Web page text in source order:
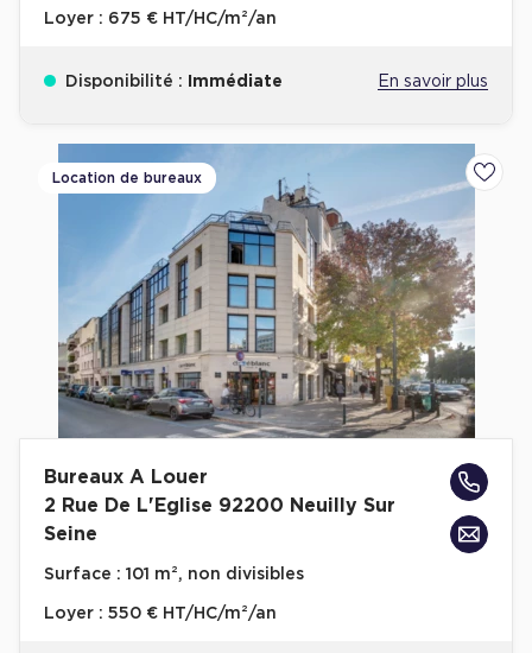
Cas Clients
Loyer : 675 € HT/HC/m²/an
Disponibilité : Immédiate En savoir plus
Location de bureaux
Bureaux A Louer
2 Rue De L'Eglise 92200 Neuilly Sur
Seine
Surface : 101 m², non divisibles
Loyer : 550 € HT/HC/m²/an